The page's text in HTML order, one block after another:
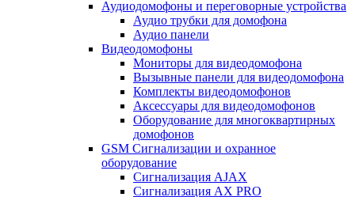
Аудиодомофоны и переговорные устройства
Аудио трубки для домофона
Аудио панели
Видеодомофоны
Мониторы для видеодомофона
Вызывные панели для видеодомофона
Комплекты видеодомофонов
Аксессуары для видеодомофонов
Оборудование для многоквартирных
домофонов
GSM Сигнализации и охранное
оборудование
Сигнализация AJAX
Сигнализация AX PRO